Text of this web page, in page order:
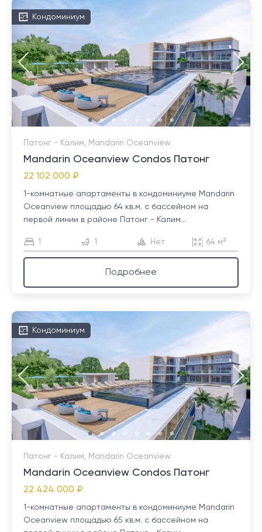
Кондоминиум
Патонг - Калим, Mandarin Oceanview
Mandarin Oceanview Condos Патонг
22 102 000 ₽
1-комнатные апартаменты в кондоминиуме Mandarin
Oceanview площадью 64 кв.м. с бассейном на
первой линии в районе Патонг - Калим...
1 1 Нет 64 м²
Подробнее
Кондоминиум
Патонг - Калим, Mandarin Oceanview
Mandarin Oceanview Condos Патонг
22 424 000 ₽
1-комнатные апартаменты в кондоминиуме Mandarin
Oceanview площадью 65 кв.м. с бассейном на